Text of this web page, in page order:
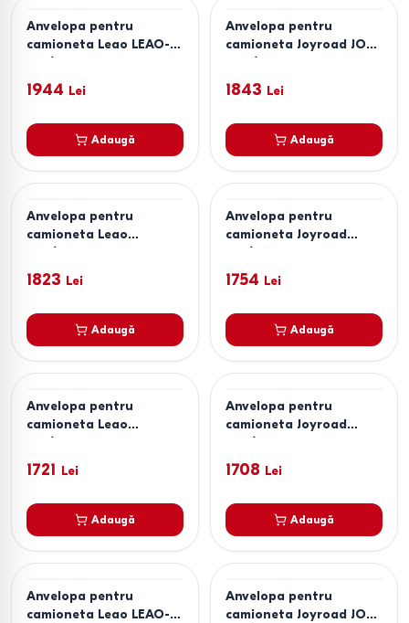
Anvelopa pentru
camioneta Leao LEAO-
215/60R16C iGREEN
1944 Lei
Adaugă
Anvelopa pentru
camioneta Joyroad JOY-
245/75R16C RX706
1843 Lei
Adaugă
Anvelopa pentru
camioneta Leao
225/65R16C iGREEN
1823 Lei
Adaugă
Anvelopa pentru
camioneta Joyroad
215/85R16С RX706
1754 Lei
Adaugă
Anvelopa pentru
camioneta Leao
215/65R16C iGREEN
1721 Lei
Adaugă
Anvelopa pentru
camioneta Joyroad
255/50R19 GRAND
TOURER
1708 Lei
Adaugă
Anvelopa pentru
camioneta Leao LEAO-
Anvelopa pentru
camioneta Joyroad JOY-